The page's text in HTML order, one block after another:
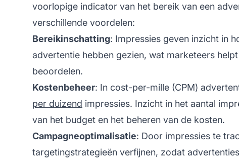
voorlopige indicator van het bereik van een
verschillende voordelen:
Bereikinschatting: Impressies geven inzicht in
advertentie hebben gezien, wat marketeers
beoordelen.
Kostenbeheer: In cost-per-mille (CPM)
per duizend impressies. Inzicht in het aantal
van het budget en het beheren van de kosten.
Campagneoptimalisatie: Door impressies te
targetingstrategieën verfijnen, zodat